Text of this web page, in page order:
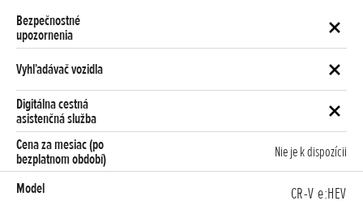
Nie je k dispozícii
CR-V e:HEV